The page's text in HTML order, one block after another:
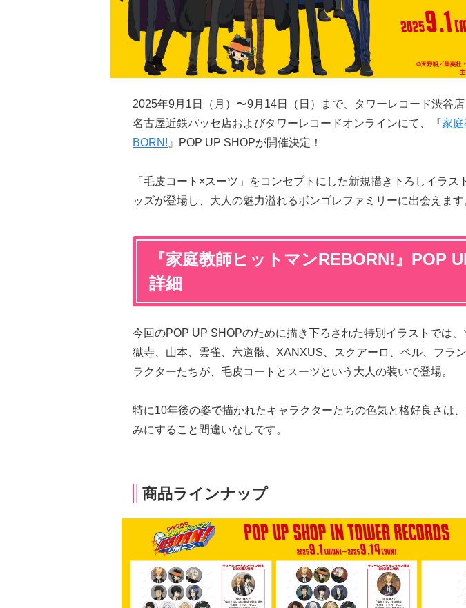
2025年9月1日（月）〜9月14日（日）まで、タワーレコード渋谷店
名古屋近鉄パッセ店およびタワーレコードオンラインにて、『家
BORN! 』POP UP SHOPが開催決定！
「毛皮コート×スーツ」をコンセプトにした新規描き下ろしイラス
ッズが登場し、大人の魅力溢れるボンゴレファミリーに出会えます
『家庭教師ヒットマンREBORN!』POP
詳細
今回のPOP UP SHOPのために描き下ろされた特別イラストでは、
獄寺、山本、雲雀、六道骸、XANXUS、スクアーロ、ベル、フラ
ラクターたちが、毛皮コートとスーツという大人の装いで登場。
特に10年後の姿で描かれたキャラクターたちの色気と格好良さは
みにすること間違いなしです。
商品ラインナップ